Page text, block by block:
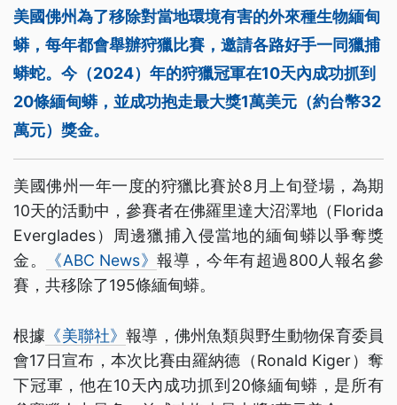
美國佛州為了移除對當地環境有害的外來種生物緬甸
蟒，每年都會舉辦狩獵比賽，邀請各路好手一同獵捕
蟒蛇。今（2024）年的狩獵冠軍在10天內成功抓到
20條緬甸蟒，並成功抱走最大獎1萬美元（約台幣32
萬元）獎金。
美國佛州一年一度的狩獵比賽於8月上旬登場，為期
10天的活動中，參賽者在佛羅里達大沼澤地（Florida
Everglades）周邊獵捕入侵當地的緬甸蟒以爭奪獎
金。
《ABC News》報導，今年有超過800人報名參
賽，共移除了195條緬甸蟒。
根據 《美聯社》報導，佛州魚類與野生動物保育委員
會17日宣布，本次比賽由羅納德（Ronald Kiger）奪
下冠軍，他在10天內成功抓到20條緬甸蟒，是所有